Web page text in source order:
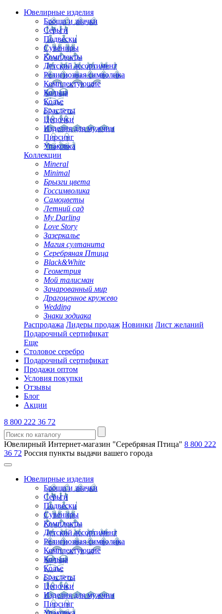
Ювелирные изделия
Броши и значки
Серьги
Подвески
Сувениры
Комплекты
Детский ассортимент
Религиозная символика
Комплектующие
Кольца
Колье
Браслеты
Цепочки
Изделия для мужчин
Пирсинг
Упаковка
Коллекции
Mineral
Minimal
Брызги цвета
Госсимволика
Самоцветы
Летний сад
My Darling
Love Story
Зазеркалье
Магия султанита
Серебряная Птица
Black&White
Геометрия
Мой талисман
Зачарованный мир
Драгоценное кружево
Wedding
Знаки зодиака
Распродажа Лидеры продаж Новинки Лист желаний
Подарочный сертификат
Еще
Столовое серебро
Подарочный сертификат
Продажи оптом
Условия покупки
Отзывы
Блог
Акции
8 800 222 36 72
Ювелирный Интернет-магазин "Серебряная Птица" 8 800 222
36 72 Россия пункты выдачи вашего города
Ювелирные изделия
Броши и значки
Серьги
Подвески
Сувениры
Комплекты
Детский ассортимент
Религиозная символика
Комплектующие
Кольца
Колье
Браслеты
Цепочки
Изделия для мужчин
Пирсинг